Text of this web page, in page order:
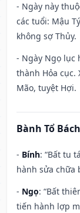
- Ngày này
các tuổi: Mậu
không sợ Thủy.
- Ngày Ngọ lục
thành Hỏa cục.
Mão, tuyệt Hợi.
Bành Tổ
- Bính: “Bất tu
hành sửa chữa
- Ngọ: “Bất
tiến hành lợp